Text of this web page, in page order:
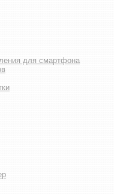
для смартфона